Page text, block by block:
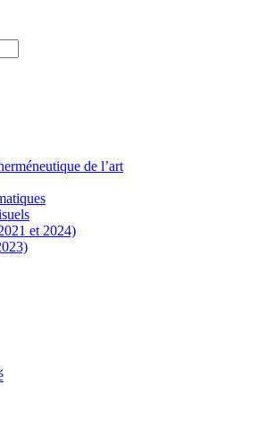
de l’art
et 2024)